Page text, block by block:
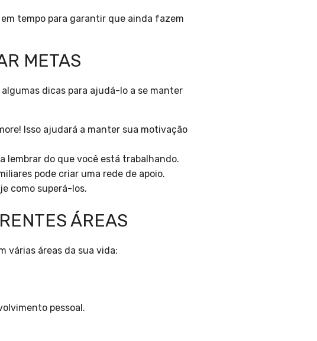
tempo para garantir que ainda fazem
METAS
dicas para ajudá-lo a se manter
Isso ajudará a manter sua motivação
lembrar do que você está trabalhando.
pode criar uma rede de apoio.
como superá-los.
ÁREAS
várias áreas da sua vida:
pessoal.